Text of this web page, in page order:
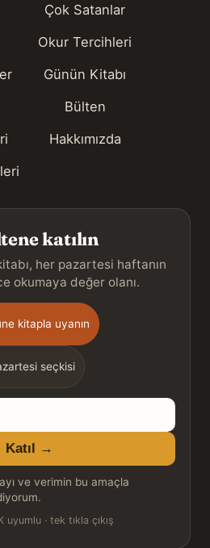
Çok Satanlar
Okur Tercihleri
Günün Kitabı
Bülten
Hakkımızda
katılın
her pazartesi haftanın
okumaya değer olanı.
kitapla uyanın
seçkisi
Katıl →
ve verimin bu amaçla
uyumlu · tek tıkla çıkış